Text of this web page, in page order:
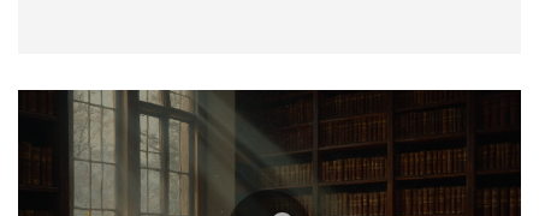
привлекает молодое поколение и какие
жанры сейчас на пике популярности.
Включены советы, как взрослым понять